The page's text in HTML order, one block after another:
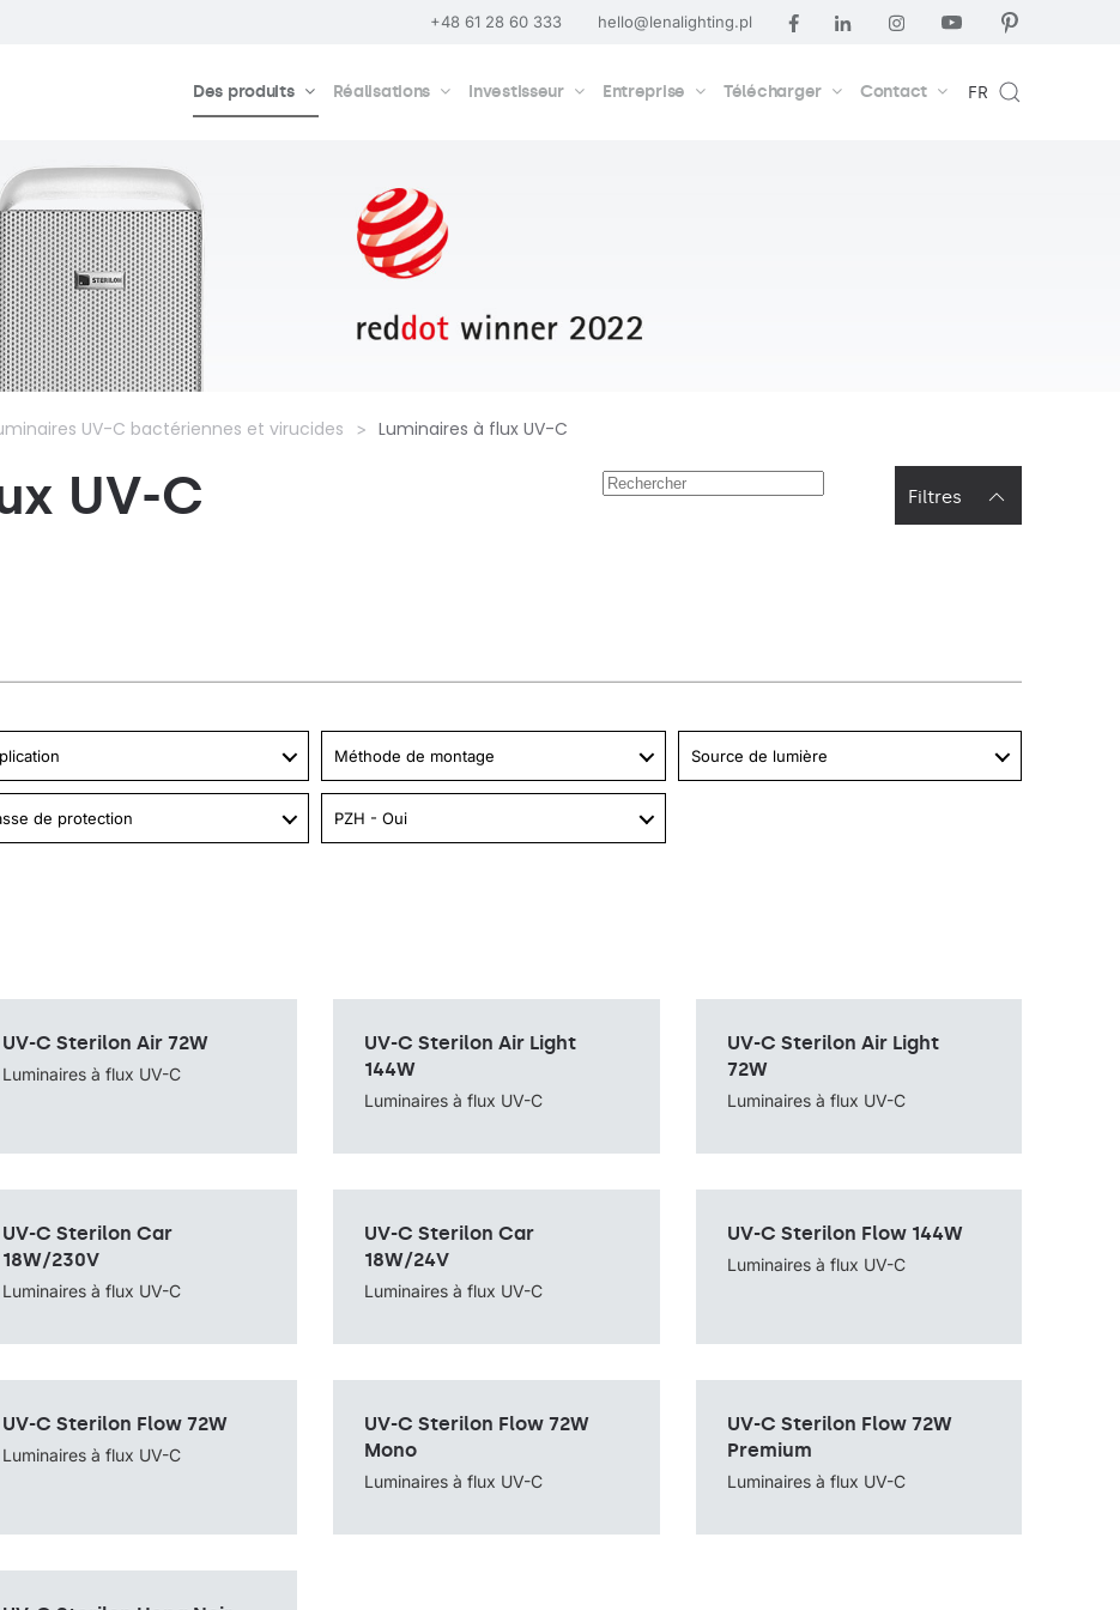
+48 61 28 60 333 hello@lenalighting.pl
Des produits Réalisations Investisseur Entreprise Télécharger Contact FR
UV-C bactériennes et virucides Luminaires à flux UV-C
UV-C Filtres
Méthode de montage Source de lumière
de protection PZH - Oui
UV-C Sterilon Air 72W
Luminaires à flux UV-C
autoportant sur un
sans câble, fixé au mur
UV-C Sterilon Air Light
144W
Luminaires à flux UV-C
Méthode de montage
mur sans câble, fixé au
mur avec câble
Source de lumière
UV-C Sterilon Air Light
72W
Luminaires à flux UV-C
Méthode de montage
mur sans câble, fixé au
mur avec câble
Source de lumière
UV-C Sterilon Car
18W/230V
Luminaires à flux UV-C
Méthode de montage
dans la voiture
Source de lumière
UV-C Sterilon Car
18W/24V
Luminaires à flux UV-C
Méthode de montage
dans la voiture
Source de lumière
UV-C Sterilon Flow 144W
Luminaires à flux UV-C
Méthode de montage
sur pied avec câble
Source de lumière
UV-C
UV-C Sterilon Flow 72W
Luminaires à flux UV-C
Méthode de montage
sur pied avec câble
Source de lumière
UV-C
UV-C Sterilon Flow 72W
Mono
Luminaires à flux UV-C
Méthode de montage
sur pied avec câble
Source de lumière
UV-C Sterilon Flow 72W
Premium
Luminaires à flux UV-C
Méthode de montage
sur pied avec câble
Source de lumière